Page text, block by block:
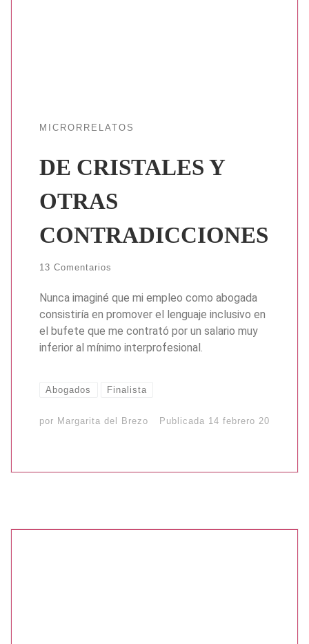
MICRORRELATOS
DE CRISTALES Y
OTRAS
CONTRADICCIONES
13 Comentarios
Nunca imaginé que mi empleo como abogada
consistiría en promover el lenguaje inclusivo en
el bufete que me contrató por un salario muy
inferior al mínimo interprofesional.
Abogados Finalista
por Margarita del Brezo Publicada 14 febrero 20